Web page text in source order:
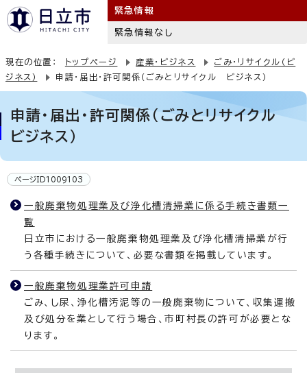
緊急情報
緊急情報なし
現在の位置： トップページ 産業・ビジネス
ごみ・リサイクル（ビ
ジネス）
申請・届出・許可関係（ごみとリサイクル ビジネス）
申請・届出・許可関係（ごみとリサイクル
ビジネス）
ページID1009103
一般廃棄物処理業及び浄化槽清掃業に係る手続き書類一
覧
日立市における一般廃棄物処理業及び浄化槽清掃業が行
う各種手続きについて、必要な書類を掲載しています。
一般廃棄物処理業許可申請
ごみ、し尿、浄化槽汚泥等の一般廃棄物について、収集運搬
及び処分を業として行う場合、市町村長の許可が必要とな
ります。